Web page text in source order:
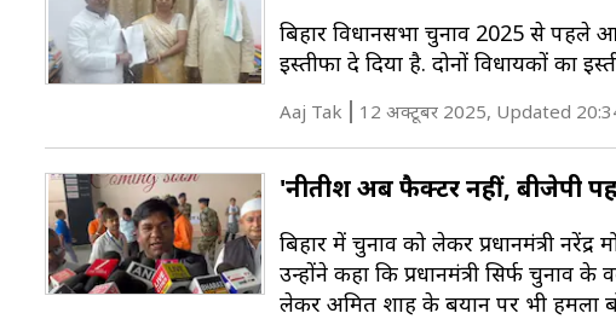
बिहार विधानसभा चुनाव 2025 से पहले
इस्तीफा दे दिया है. दोनों विधायकों का
Aaj Tak 12 अक्टूबर 2025, Updated
'नीतीश अब फैक्टर नहीं, बीजेपी
बिहार में चुनाव को लेकर प्रधानमंत्री
उन्होंने कहा कि प्रधानमंत्री सिर्फ
लेकर अमित शाह के बयान पर भी हमला